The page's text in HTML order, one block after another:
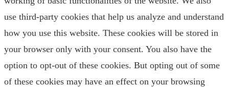
use third-party cookies that help us analyze and understand
how you use this website. These cookies will be stored in
your browser only with your consent. You also have the
option to opt-out of these cookies. But opting out of some
of these cookies may have an effect on your browsing